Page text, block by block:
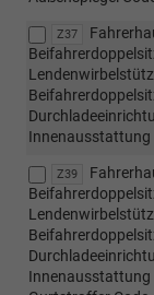
Z37
Innenausstattung
Z39
Innenausstattung